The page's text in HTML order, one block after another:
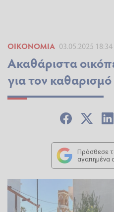
ΟΙΚΟΝΟΜΊΑ 03.05.2025 18:34
Ακαθάριστα
για τον
Πρόσθεσε
αγαπημένα